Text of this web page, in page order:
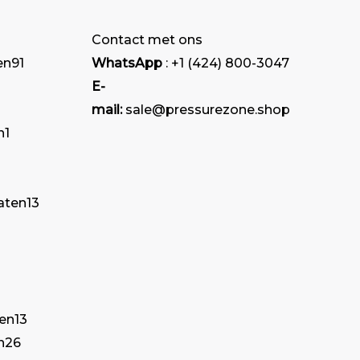
productpagina
91
1
13
13
26
Contact met ons
WhatsApp : +1 (424) 800-3047
E-
mail:sale@pressurezone.shop